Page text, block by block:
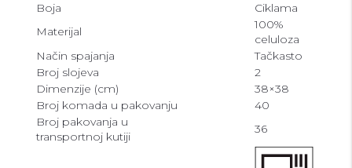
Boja
Ciklama
Materijal
100%
celuloza
Način spajanja
Tačkasto
Broj slojeva
2
Dimenzije (cm)
38×38
Broj komada u pakovanju
40
Broj pakovanja u
transportnoj kutiji
36